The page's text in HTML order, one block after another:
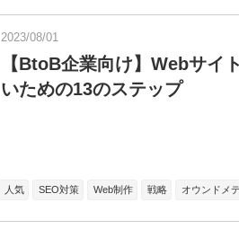
2023/08/01
【BtoB企業向け】Webサイ
いための13のステップ
人気 SEO対策 Web制作 戦略 オウンドメ